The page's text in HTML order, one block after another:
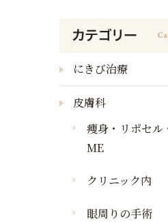
イボの除去
タトゥー・刺青の悩み
タトゥー除去・刺青除去
Qスイッチルビーレーザ
アキュティップ
レーザートーニング
ケミカルピーリング
にきび治療
皮膚科
痩身・リポセル
ME
クリニック内
眼周りの手術